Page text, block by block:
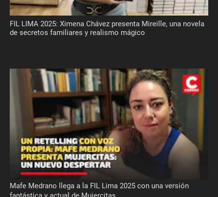
FIL LIMA 2025: Ximena Chávez presenta Mireille, una novela
de secretos familiares y realismo mágico
Mafe Medrano llega a la FIL Lima 2025 con una versión